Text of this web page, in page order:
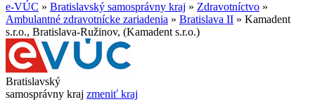
e-VÚC » Bratislavský samosprávny kraj » Zdravotníctvo »
Ambulantné zdravotnícke zariadenia » Bratislava II » Kamadent
s.r.o., Bratislava-Ružinov, (Kamadent s.r.o.)
Bratislavský
samosprávny kraj zmeniť kraj